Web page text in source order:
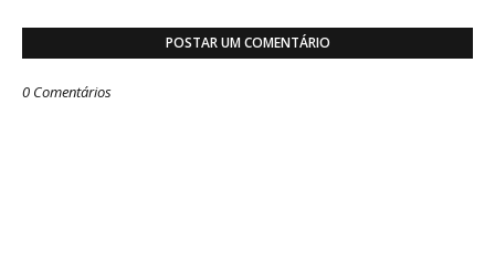
POSTAR UM COMENTÁRIO
0 Comentários